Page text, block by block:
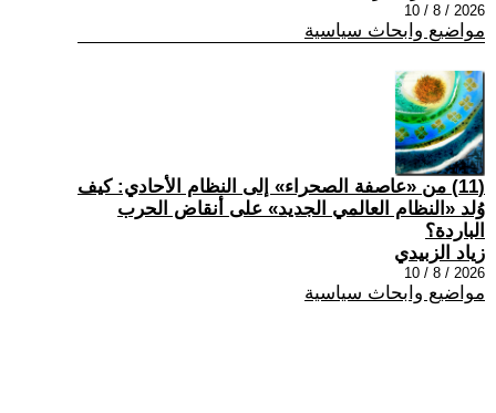
2026 / 8 / 10
مواضيع وابحاث سياسية
(11) من «عاصفة الصحراء» إلى النظام الأحادي: كيف
وُلد «النظام العالمي الجديد» على أنقاض الحرب
الباردة؟
زياد الزبيدي
2026 / 8 / 10
مواضيع وابحاث سياسية